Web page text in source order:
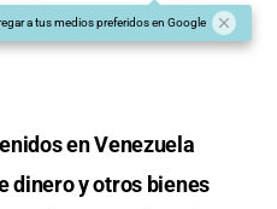
a tus medios preferidos en Google
en Venezuela
dinero y otros bienes